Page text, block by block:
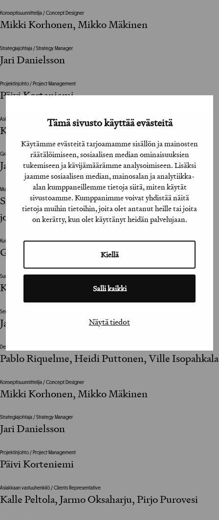
Tämä sivusto käyttää evästeitä
Käytämme evästeitä tarjoamamme sisällön ja mainosten
räätälöimiseen, sosiaalisen median ominaisuuksien
tukemiseen ja kävijämäärämme analysoimiseen. Lisäksi
jaamme sosiaalisen median, mainosalan ja analytiikka-
alan kumppaneillemme tietoja siitä, miten käytät
sivustoamme. Kumppanimme voivat yhdistää näitä
tietoja muihin tietoihin, joita olet antanut heille tai joita
on kerätty, kun olet käyttänyt heidän palvelujaan.
Kiellä
Salli kaikki
Näytä tiedot
Konseptisuunnittelija / Concept Designer
Mikki Korhonen, Mikko Mäkinen
Strategiajohtaja / Strategy Manager
Jari Danielsson
Projektinjohto / Project Management
Päivi Korteniemi
Asiakkaan vastuuhenkilö / Clients Representative
Kalle Peltola, Jarmo Oksaharju, Pirjo Purovesi
Graafinen viimeistelijä / Graphic Design Assistant
Jarmo Mustonen
Muut suunnitteluun vaikuttaneet henkilöt / The design was also influenced by
Sari Laamanen, Suomalaisen Kirjakaupan
johtoryhmä, laaja joukko muuta henkilökuntaa
Kuvittaja / Illustrator
Georgi Eremenko
Suunnittelutoimisto / Design Agency
Kuudes Kerros
Senior Designer
Janne Kupiainen
Designer
Pablo Riquelme, Heidi Puttonen, Ville Isopahkala
Konseptisuunnittelija / Concept Designer
Mikki Korhonen, Mikko Mäkinen
Strategiajohtaja / Strategy Manager
Jari Danielsson
Projektinjohto / Project Management
Päivi Korteniemi
Asiakkaan vastuuhenkilö / Clients Representative
Kalle Peltola, Jarmo Oksaharju, Pirjo Purovesi